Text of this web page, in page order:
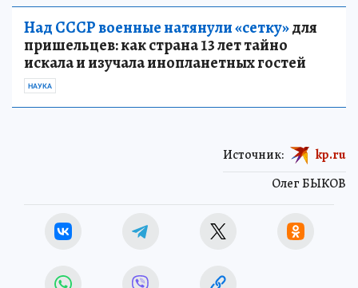
Над СССР военные натянули «сетку»для
пришельцев: как страна 13 лет тайно
искала и изучала инопланетных гостей
НАУКА
Олег БЫКОВ
Источник: kp.ru